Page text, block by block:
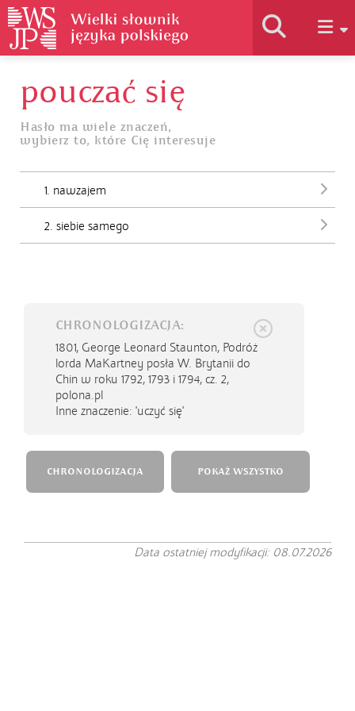
Historia słownika
Jak korzystać
pouczać się
Hasło ma wiele znaczeń,
wybierz to, które Cię interesuje
1. nawzajem
2. siebie samego
CHRONOLOGIZACJA:
1801, George Leonard Staunton, Podróż
lorda MaKartney posła W. Brytanii do
Chin w roku 1792, 1793 i 1794, cz. 2,
polona.pl
Inne znaczenie: 'uczyć się'
CHRONOLOGIZACJA POKAŻ WSZYSTKO
Data ostatniej modyfikacji: 08.07.2026